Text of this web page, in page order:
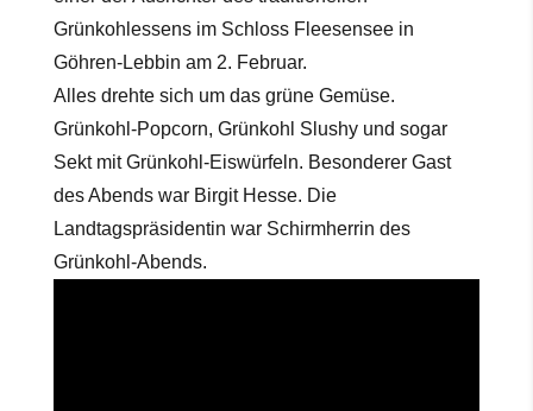
Grünkohlessens im Schloss Fleesensee in
Göhren-Lebbin am 2. Februar.
Alles drehte sich um das grüne Gemüse.
Grünkohl-Popcorn, Grünkohl Slushy und sogar
Sekt mit Grünkohl-Eiswürfeln. Besonderer Gast
des Abends war Birgit Hesse. Die
Landtagspräsidentin war Schirmherrin des
Grünkohl-Abends.